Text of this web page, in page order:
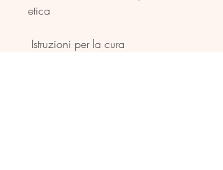
etica
Istruzioni per la cura